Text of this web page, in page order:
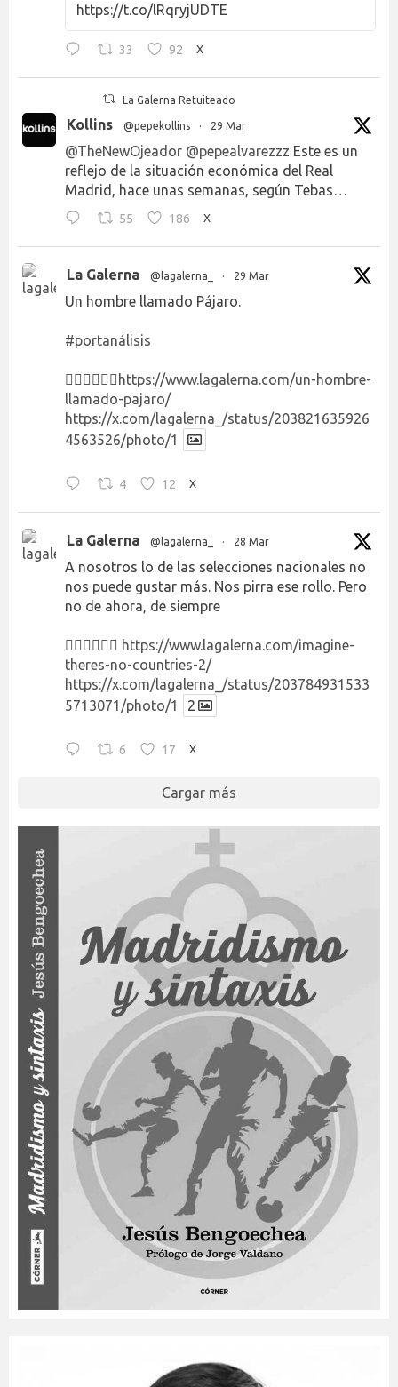
https://t.co/lRqryjUDTE
33 92 X
La Galerna Retuiteado
Kollins @pepekollins · 29 Mar
@TheNewOjeador @pepealvarezzz Este es un
reflejo de la situación económica del Real
Madrid, hace unas semanas, según Tebas…
55 186 X
La Galerna @lagalerna_ · 29 Mar
Un hombre llamado Pájaro.
#portanálisis
👉🏻👉🏻👉🏻 https://www.lagalerna.com/un-hombre-
llamado-pajaro/
https://x.com/lagalerna_/status/203821635926
4563526/photo/1
4 12 X
La Galerna @lagalerna_ · 28 Mar
A nosotros lo de las selecciones nacionales no
nos puede gustar más. Nos pirra ese rollo. Pero
no de ahora, de siempre
👉🏻👉🏻👉🏻 https://www.lagalerna.com/imagine-
theres-no-countries-2/
https://x.com/lagalerna_/status/203784931533
5713071/photo/1
2
6 17 X
Cargar más